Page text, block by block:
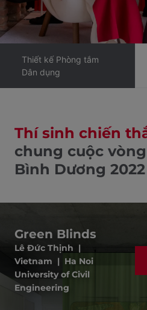
Thiết kế Phòng tắm
Dân dụng
Thí sinh chiến
chung cuộc
Bình Dương 2022
Green Blinds
Lê Đức Thịnh |
Vietnam | Ha Noi
University of Civil
Engineering